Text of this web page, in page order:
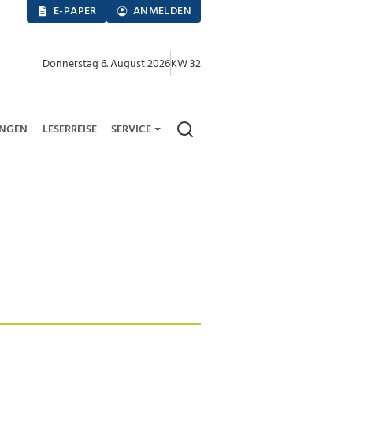
E-PAPER ANMELDEN
Donnerstag 6. August 2026KW 32
LESERREISE SERVICE